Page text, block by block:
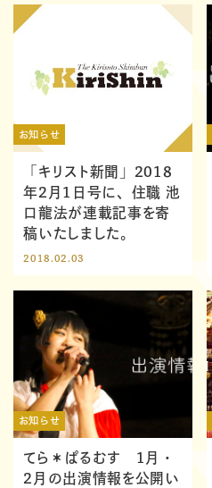
お知らせ
「キリスト新聞」2018
年2月1日号に、住職 池
口龍法が連載記事を寄
稿いたしました。
2018.02.03
お知らせ
てら＊ぱるむす 1月・
2月の出演情報を公開い